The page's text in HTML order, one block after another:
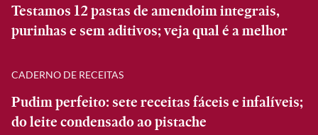
Testamos 12 pastas de amendoim integrais,
purinhas e sem aditivos; veja qual é a melhor
CADERNO DE RECEITAS
Pudim perfeito: sete receitas fáceis e infalíveis;
do leite condensado ao pistache